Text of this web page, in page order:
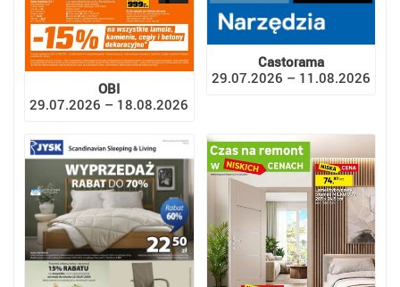
OBI
29.07.2026 – 18.08.2026
Castorama
29.07.2026 – 11.08.2026